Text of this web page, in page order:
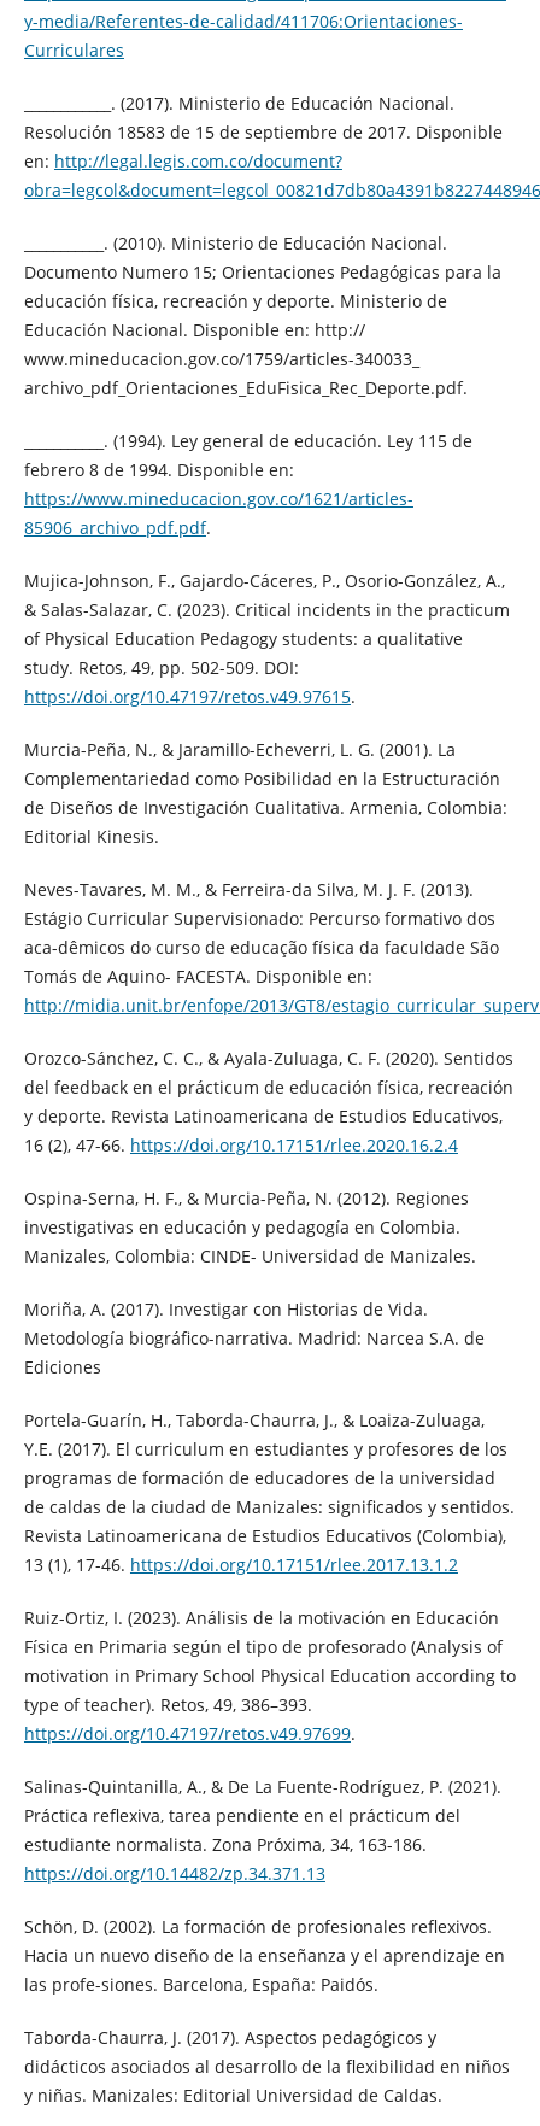
y-media/Referentes-de-calidad/411706:Orientaciones-
Curriculares
____________. (2017). Ministerio de Educación Nacional.
Resolución 18583 de 15 de septiembre de 2017. Disponible
en: http://legal.legis.com.co/document?
___________. (2010). Ministerio de Educación Nacional.
Documento Numero 15; Orientaciones Pedagógicas para la
educación física, recreación y deporte. Ministerio de
Educación Nacional. Disponible en: http://
www.mineducacion.gov.co/1759/articles-340033_
archivo_pdf_Orientaciones_EduFisica_Rec_Deporte.pdf.
___________. (1994). Ley general de educación. Ley 115 de
febrero 8 de 1994. Disponible en:
https://www.mineducacion.gov.co/1621/articles-
85906_archivo_pdf.pdf.
Mujica-Johnson, F., Gajardo-Cáceres, P., Osorio-González, A.,
& Salas-Salazar, C. (2023). Critical incidents in the practicum
of Physical Education Pedagogy students: a qualitative
study. Retos, 49, pp. 502-509. DOI:
https://doi.org/10.47197/retos.v49.97615.
Murcia-Peña, N., & Jaramillo-Echeverri, L. G. (2001). La
Complementariedad como Posibilidad en la Estructuración
de Diseños de Investigación Cualitativa. Armenia, Colombia:
Editorial Kinesis.
Neves-Tavares, M. M., & Ferreira-da Silva, M. J. F. (2013).
Estágio Curricular Supervisionado: Percurso formativo dos
aca-dêmicos do curso de educação física da faculdade São
Tomás de Aquino- FACESTA. Disponible en:
http://midia.unit.br/enfope/2013/GT8/
Orozco-Sánchez, C. C., & Ayala-Zuluaga, C. F. (2020). Sentidos
del feedback en el prácticum de educación física, recreación
y deporte. Revista Latinoamericana de Estudios Educativos,
16 (2), 47-66. https://doi.org/10.17151/rlee.2020.16.2.4
Ospina-Serna, H. F., & Murcia-Peña, N. (2012). Regiones
investigativas en educación y pedagogía en Colombia.
Manizales, Colombia: CINDE- Universidad de Manizales.
Moriña, A. (2017). Investigar con Historias de Vida.
Metodología biográfico-narrativa. Madrid: Narcea S.A. de
Ediciones
Portela-Guarín, H., Taborda-Chaurra, J., & Loaiza-Zuluaga,
Y.E. (2017). El curriculum en estudiantes y profesores de los
programas de formación de educadores de la universidad
de caldas de la ciudad de Manizales: significados y sentidos.
Revista Latinoamericana de Estudios Educativos (Colombia),
13 (1), 17-46. https://doi.org/10.17151/rlee.2017.13.1.2
Ruiz-Ortiz, I. (2023). Análisis de la motivación en Educación
Física en Primaria según el tipo de profesorado (Analysis of
motivation in Primary School Physical Education according to
type of teacher). Retos, 49, 386–393.
https://doi.org/10.47197/retos.v49.97699.
Salinas-Quintanilla, A., & De La Fuente-Rodríguez, P. (2021).
Práctica reflexiva, tarea pendiente en el prácticum del
estudiante normalista. Zona Próxima, 34, 163-186.
https://doi.org/10.14482/zp.34.371.13
Schön, D. (2002). La formación de profesionales reflexivos.
Hacia un nuevo diseño de la enseñanza y el aprendizaje en
las profe-siones. Barcelona, España: Paidós.
Taborda-Chaurra, J. (2017). Aspectos pedagógicos y
didácticos asociados al desarrollo de la flexibilidad en niños
y niñas. Manizales: Editorial Universidad de Caldas.